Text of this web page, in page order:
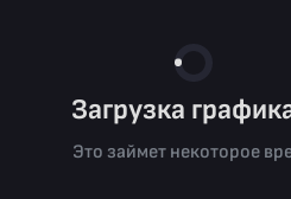
Загрузка
Это займет некоторое